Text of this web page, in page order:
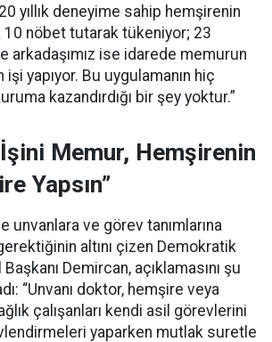
yıllık deneyime sahip hemşirenin
10 nöbet tutarak tükeniyor; 23
arkadaşımız ise idarede memurun
yapıyor. Bu uygulamanın hiç
kazandırdığı bir şey yoktur.”
Memur, Hemşirenin
Yapsın”
unvanlara ve görev tanımlarına
altını çizen Demokratik
Demircan, açıklamasını şu
“Unvanı doktor, hemşire veya
çalışanları kendi asil görevlerini
yaparken mutlak suretle